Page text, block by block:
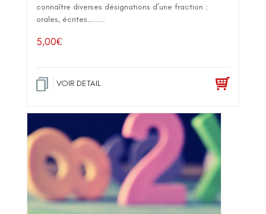
connaître diverses désignations d’une fraction :
orales, écrites….....
5,00€
VOIR DETAIL